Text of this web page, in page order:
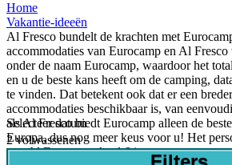
Home
Vakantie-ideeën
Al Fresco bundelt de krachten met
accommodaties van Eurocamp en Al
onder de naam Eurocamp, waardoor het
en u de beste kans heeft om de camping,
te vinden. Dat betekent ook dat er een
accommodaties beschikbaar is, van
als Al Fresco biedt Eurocamp alleen de
Europa, dus nog meer keus voor u! Het
van Al Fresco werkt al 6 jaar nauw samen
Selecteer datum
2 volwassenen